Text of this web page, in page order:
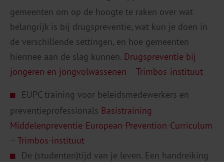
gemeenten om op de hoogte te raken over wat
belangrijk is bij drugspreventie, wat kun je doen in
de verschillende settingen, en hoe gemeenten
hiermee aan de slag kunnen. Drugspreventie bij
jongeren en jongvolwassenen – Trimbos-instituut
EUPC training voor beleidsmedewerkers en
preventieprofessionals Basistraining
Middelenpreventie-European-Prevention-Curriculum
– Trimbos-instituut
De (studenten)tijd van je leven. Een handreiking